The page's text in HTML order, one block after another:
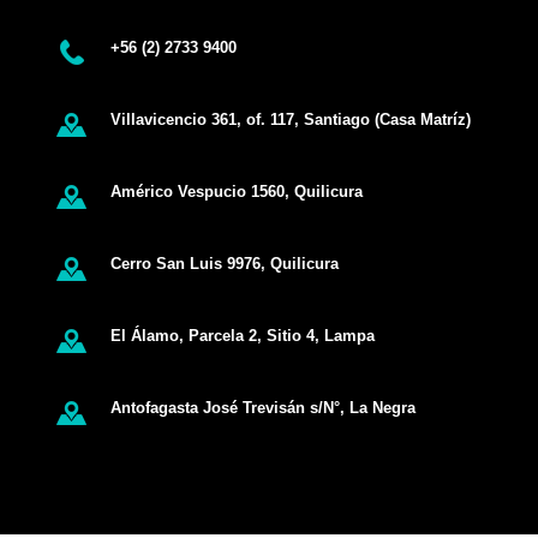
+56 (2) 2733 9400
Villavicencio 361, of. 117, Santiago (Casa Matríz)
Américo Vespucio 1560, Quilicura
Cerro San Luis 9976, Quilicura
El Álamo, Parcela 2, Sitio 4, Lampa
Antofagasta José Trevisán s/N°, La Negra